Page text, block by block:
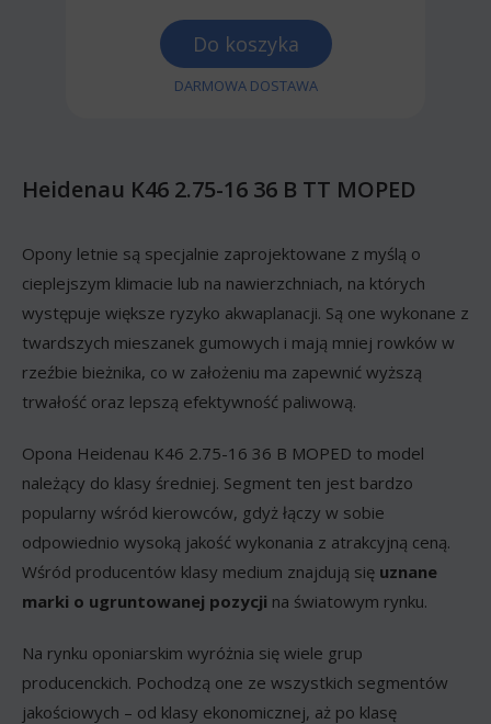
Do koszyka
DARMOWA DOSTAWA
Heidenau K46 2.75-16 36 B TT MOPED
Opony letnie są specjalnie zaprojektowane z myślą o
cieplejszym klimacie lub na nawierzchniach, na których
występuje większe ryzyko akwaplanacji. Są one wykonane z
twardszych mieszanek gumowych i mają mniej rowków w
rzeźbie bieżnika, co w założeniu ma zapewnić wyższą
trwałość oraz lepszą efektywność paliwową.
Opona Heidenau K46 2.75-16 36 B MOPED to model
należący do klasy średniej. Segment ten jest bardzo
popularny wśród kierowców, gdyż łączy w sobie
odpowiednio wysoką jakość wykonania z atrakcyjną ceną.
Wśród producentów klasy medium znajdują się uznane
marki o ugruntowanej pozycji na światowym rynku.
Na rynku oponiarskim wyróżnia się wiele grup
producenckich. Pochodzą one ze wszystkich segmentów
jakościowych – od klasy ekonomicznej, aż po klasę